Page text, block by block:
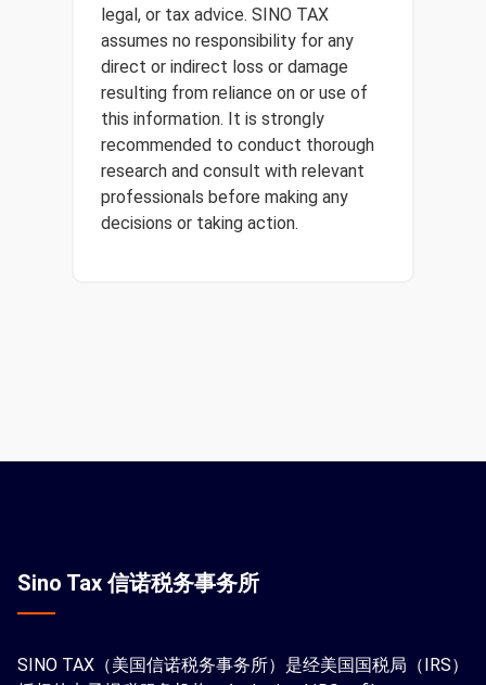
legal, or tax advice. SINO TAX
assumes no responsibility for any
direct or indirect loss or damage
resulting from reliance on or use of
this information. It is strongly
recommended to conduct thorough
research and consult with relevant
professionals before making any
decisions or taking action.
Sino Tax 信诺税务事务所
SINO TAX（美国信诺税务事务所）是经美国国税局（IRS）